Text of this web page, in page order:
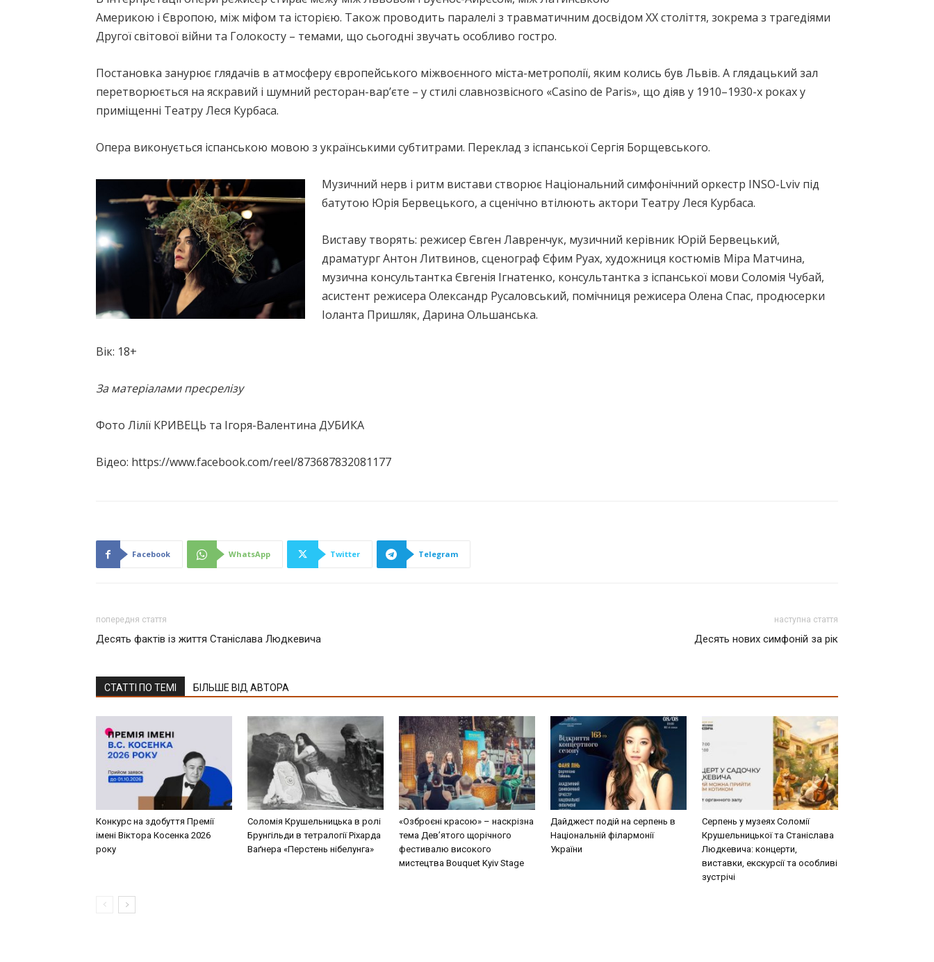
Америкою і Європою, між міфом та історією. Також проводить паралелі з травматичним досвідом ХХ століття, зокрема з трагедіями
Другої світової війни та Голокосту – темами, що сьогодні звучать особливо гостро.
Постановка занурює глядачів в атмосферу європейського міжвоєнного міста-метрополії, яким колись був Львів. А глядацький зал
перетворюється на яскравий і шумний ресторан-вар’єте – у стилі славнозвісного «Casino de Paris», що діяв у 1910–1930-х роках у
приміщенні Театру Леся Курбаса.
Опера виконується іспанською мовою з українськими субтитрами. Переклад з іспанської Сергія Борщевського.
Музичний нерв і ритм вистави створює Національний симфонічний оркестр INSO-Lviv під
батутою Юрія Бервецького, а сценічно втілюють актори Театру Леся Курбаса.
Виставу творять: режисер Євген Лавренчук, музичний керівник Юрій Бервецький,
драматург Антон Литвинов, сценограф Єфим Руах, художниця костюмів Міра Матчина,
музична консультантка Євгенія Ігнатенко, консультантка з іспанської мови Соломія Чубай,
асистент режисера Олександр Русаловський, помічниця режисера Олена Спас, продюсерки
Іоланта Пришляк, Дарина Ольшанська.
Вік: 18+
За матеріалами пресрелізу
Фото Лілії КРИВЕЦЬ та Ігоря-Валентина ДУБИКА
Відео: https://www.facebook.com/reel/873687832081177
Facebook WhatsApp Twitter Telegram
попередня стаття
Десять фактів із життя Станіслава Людкевича
наступна стаття
Десять нових симфоній за рік
СТАТТІ ПО ТЕМІ БІЛЬШЕ ВІД АВТОРА
Конкурс на здобуття Премії
імені Віктора Косенка 2026
року
Соломія Крушельницька в ролі
Брунгільди в тетралогії Ріхарда
Ваґнера «Перстень нібелунга»
«Озброєні красою» – наскрізна
тема Дев’ятого щорічного
фестивалю високого
мистецтва Bouquet Kyiv Stage
Дайджест подій на серпень в
Національній філармонії
України
Серпень у музеях Соломії
Крушельницької та Станіслава
Людкевича: концерти,
виставки, екскурсії та особливі
зустрічі